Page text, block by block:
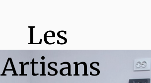
Les
Artisans